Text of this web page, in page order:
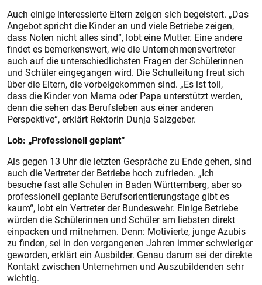
Auch einige interessierte Eltern zeigen sich begeistert. „Das
Angebot spricht die Kinder an und viele Betriebe zeigen,
dass Noten nicht alles sind“, lobt eine Mutter. Eine andere
findet es bemerkenswert, wie die Unternehmensvertreter
auch auf die unterschiedlichsten Fragen der Schülerinnen
und Schüler eingegangen wird. Die Schulleitung freut sich
über die Eltern, die vorbeigekommen sind. „Es ist toll,
dass die Kinder von Mama oder Papa unterstützt werden,
denn die sehen das Berufsleben aus einer anderen
Perspektive“, erklärt Rektorin Dunja Salzgeber.
Lob: „Professionell geplant“
Als gegen 13 Uhr die letzten Gespräche zu Ende gehen, sind
auch die Vertreter der Betriebe hoch zufrieden. „Ich
besuche fast alle Schulen in Baden Württemberg, aber so
professionell geplante Berufsorientierungstage gibt es
kaum“, lobt ein Vertreter der Bundeswehr. Einige Betriebe
würden die Schülerinnen und Schüler am liebsten direkt
einpacken und mitnehmen. Denn: Motivierte, junge Azubis
zu finden, sei in den vergangenen Jahren immer schwieriger
geworden, erklärt ein Ausbilder. Genau darum sei der direkte
Kontakt zwischen Unternehmen und Auszubildenden sehr
wichtig.